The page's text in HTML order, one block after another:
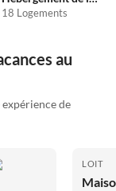
18 Logements
au
de
LOIT